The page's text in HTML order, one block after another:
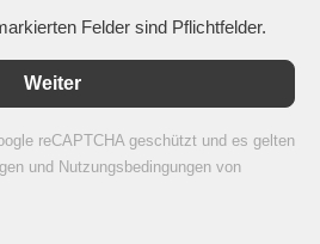
Felder sind Pflichtfelder.
Weiter
reCAPTCHA geschützt und es gelten
und Nutzungsbedingungen von